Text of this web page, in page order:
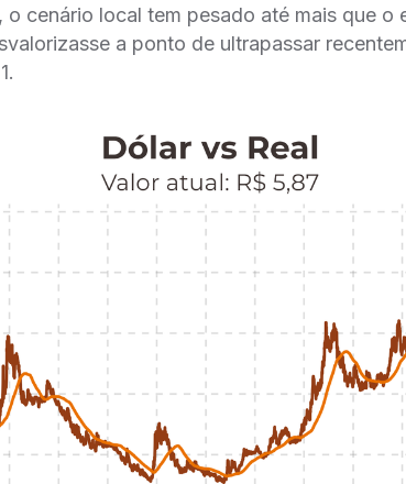
o cenário local tem pesado até mais que o
a ponto de ultrapassar